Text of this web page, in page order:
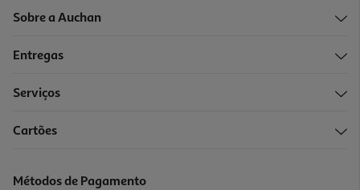
Sobre a Auchan
Entregas
Serviços
Cartões
Métodos de Pagamento